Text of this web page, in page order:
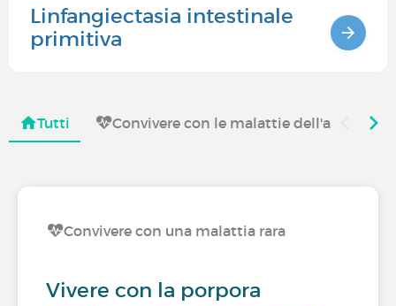
Linfangiectasia intestinale
primitiva
Tutti Convivere con le malattie dell'apparato
Convivere con una malattia rara
Vivere con la porpora